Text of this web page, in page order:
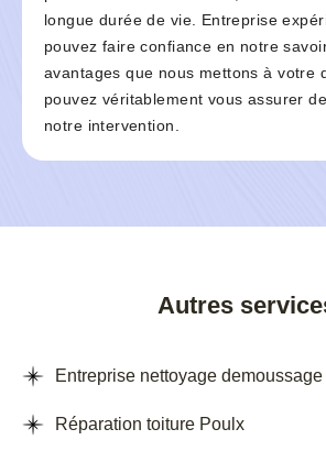
longue durée de vie. Entreprise
pouvez faire confiance en notre
avantages que nous mettons à votre
pouvez véritablement vous assurer
notre intervention.
Autres
Entreprise nettoyage
Réparation toiture Poulx